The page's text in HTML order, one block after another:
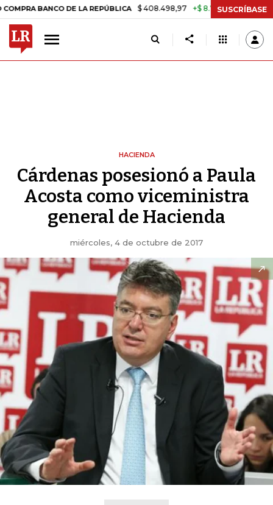
BANCO DE LA REPÚBLICA $ 408.498,97 +$ 8.753,81 +2,19%
SUSCRÍBASE
HACIENDA
Cárdenas posesionó a Paula
Acosta como viceministra
general de Hacienda
miércoles, 4 de octubre de 2017